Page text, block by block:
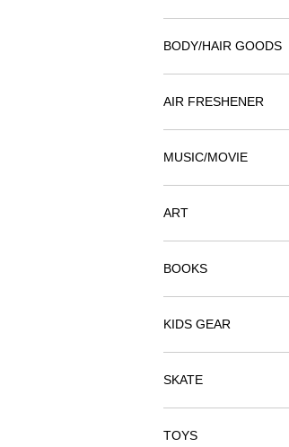
BODY/HAIR GOODS
AIR FRESHENER
MUSIC/MOVIE
ART
BOOKS
KIDS GEAR
SKATE
TOYS